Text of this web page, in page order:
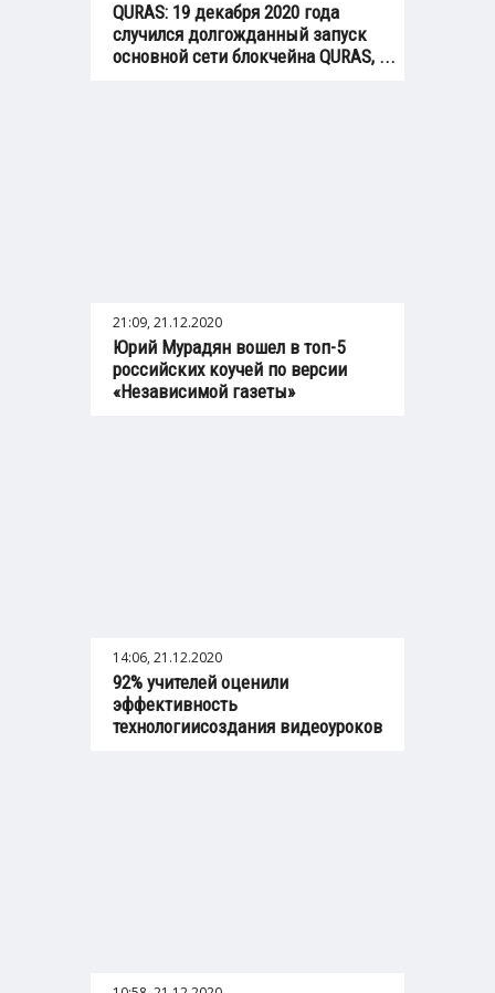
QURAS: 19 декабря 2020 года
случился долгожданный запуск
основной сети блокчейна QURAS, ...
21:09, 21.12.2020
Юрий Мурадян вошел в топ-5
российских коучей по версии
«Независимой газеты»
14:06, 21.12.2020
92% учителей оценили
эффективность
технологиисоздания видеоуроков